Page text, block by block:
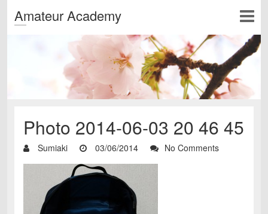
Amateur Academy
Photo 2014-06-03 20 46 45
Sumiaki 03/06/2014 No Comments